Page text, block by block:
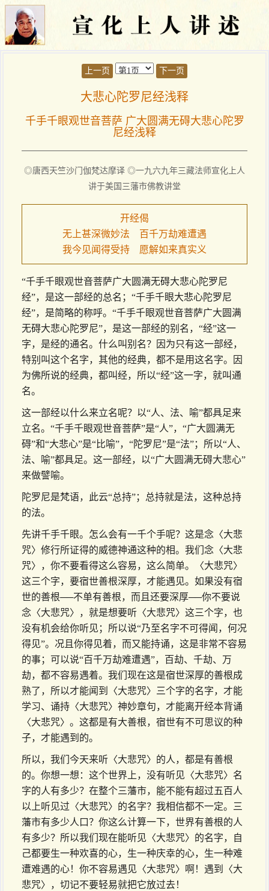
上一页 下一页
大悲心陀罗尼经浅释
千手千眼观世音菩萨 广大圆满无碍大悲心陀罗
尼经浅释
◎唐西天竺沙门伽梵达摩译 ◎一九六九年三藏法师宣化上人
讲于美国三藩市佛教讲堂
开经偈
无上甚深微妙法 百千万劫难遭遇
我今见闻得受持 愿解如来真实义
“千手千眼观世音菩萨广大圆满无碍大悲心陀罗尼
经”，是这一部经的总名；“千手千眼大悲心陀罗尼
经”，是简略的称呼。“千手千眼观世音菩萨广大圆满
无碍大悲心陀罗尼”，是这一部经的别名，“经”这一
字，是经的通名。什么叫别名？因为只有这一部经，
特别叫这个名字，其他的经典，都不是用这名字。因
为佛所说的经典，都叫经，所以“经”这一字，就叫通
名。
这一部经以什么来立名呢？以“人、法、喻”都具足来
立名。“千手千眼观世音菩萨”是“人”，“广大圆满无
碍”和“大悲心”是“比喻”，“陀罗尼”是“法”；所以“人、
法、喻”都具足。这一部经，以“广大圆满无碍大悲心”
来做譬喻。
陀罗尼是梵语，此云“总持”；总持就是法，这种总持
的法。
先讲千手千眼。怎么会有一千个手呢？这是念〈大悲
咒〉修行所证得的威德神通这种的相。我们念〈大悲
咒〉，你不要看得这么容易，这么简单。〈大悲咒〉
这三个字，要宿世善根深厚，才能遇见。如果没有宿
世的善根──不单有善根，而且还要深厚──你不要说
念〈大悲咒〉，就是想要听〈大悲咒〉这三个字，也
没有机会给你听见；所以说“乃至名字不可得闻，何况
得见”。况且你得见着，而又能持诵，这是非常不容易
的事；可以说“百千万劫难遭遇”，百劫、千劫、万
劫，都不容易遇着。我们现在这是宿世深厚的善根成
熟了，所以才能闻到〈大悲咒〉三个字的名字，才能
学习、诵持〈大悲咒〉神妙章句，才能离开经本背诵
〈大悲咒〉。这都是有大善根，宿世有不可思议的种
子，才能遇到的。
所以，我们今天来听〈大悲咒〉的人，都是有善根
的。你想一想：这个世界上，没有听见〈大悲咒〉名
字的人有多少？在整个三藩市，能不能有超过五百人
以上听见过〈大悲咒〉的名字？我相信都不一定。三
藩市有多少人口？你这么计算一下，世界有善根的人
有多少？所以我们现在能听见〈大悲咒〉的名字，自
己都要生一种欢喜的心，生一种庆幸的心，生一种难
遭难遇的心！你不容易遇见〈大悲咒〉啊！遇到〈大
悲咒〉，切记不要轻易就把它放过去！